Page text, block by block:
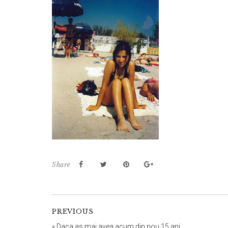
Share
PREVIOUS
« Daca as mai avea acum din nou 15 ani…